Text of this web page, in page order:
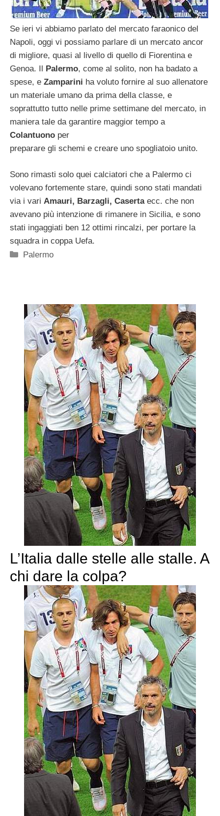
Se ieri vi abbiamo parlato del mercato faraonico del
Napoli, oggi vi possiamo parlare di un mercato ancor
di migliore, quasi al livello di quello di Fiorentina e
Genoa. Il
Palermo, come al solito, non ha badato a
spese, e Zamparini ha voluto fornire al suo allenatore
un materiale umano da prima della classe, e
soprattutto tutto nelle prime settimane del mercato, in
maniera tale da garantire maggior tempo a
Colantuono per
preparare gli schemi e creare uno spogliatoio unito.
Sono rimasti solo quei calciatori che a Palermo ci
volevano fortemente stare, quindi sono stati mandati
via i vari Amauri, Barzagli, Casertaecc. che non
avevano più intenzione di rimanere in Sicilia, e sono
stati ingaggiati ben 12 ottimi rincalzi, per portare la
squadra in coppa Uefa.
Categorie
Palermo
L’Italia dalle stelle alle stalle. A
chi dare la colpa?